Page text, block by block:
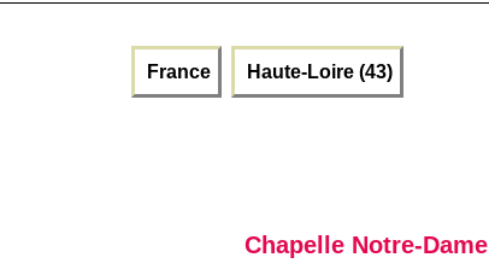
France Haute-Loire (43)
Chapelle Notre-Dame